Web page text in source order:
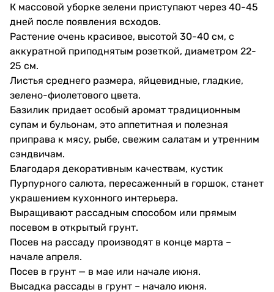
К массовой уборке зелени приступают через 40-45
дней после появления всходов.
Растение очень красивое, высотой 30-40 см, с
аккуратной приподнятым розеткой, диаметром 22-
25 см.
Листья среднего размера, яйцевидные, гладкие,
зелено-фиолетового цвета.
Базилик придает особый аромат традиционным
супам и бульонам, это аппетитная и полезная
приправа к мясу, рыбе, свежим салатам и утренним
сэндвичам.
Благодаря декоративным качествам, кустик
Пурпурного салюта, пересаженный в горшок, станет
украшением кухонного интерьера.
Выращивают рассадным способом или прямым
посевом в открытый грунт.
Посев на рассаду производят в конце марта –
начале апреля.
Посев в грунт — в мае или начале июня.
Высадка рассады в грунт – начало июня.